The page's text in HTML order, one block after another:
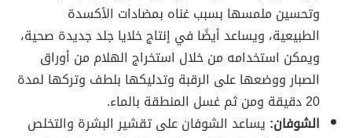
وتحسين ملمسها بسبب غناه بمضادات الأكسدة
الطبيعية، ويساعد أيضًا في إنتاج خلايا جلد جديدة صحية،
ويمكن استخدامه من خلال استخراج الهلام من أوراق
الصبار ووضعها على الرقبة وتدليكها بلطف وتركها لمدة
20 دقيقة ومن ثم غسل المنطقة بالماء.
الشوفان: يساعد الشوفان على تقشير البشرة والتخلص